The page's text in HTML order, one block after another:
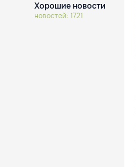
Хорошие новости
новостей: 1721